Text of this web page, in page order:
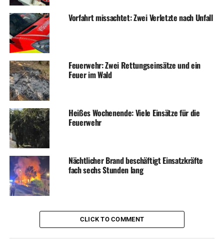
Vorfahrt missachtet: Zwei Verletzte nach Unfall
Feuerwehr: Zwei Rettungseinsätze und ein
Feuer im Wald
Heißes Wochenende: Viele Einsätze für die
Feuerwehr
Nächtlicher Brand beschäftigt Einsatzkräfte
fach sechs Stunden lang
CLICK TO COMMENT